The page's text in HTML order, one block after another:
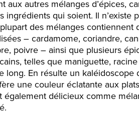
aux autres mélanges d’épices,
ingrédients qui soient. Il n’existe
des mélanges contiennent
– cardamome, coriandre,
poivre – ainsi que plusieurs
telles que maniguette, racine
long. En résulte un kaléidoscope
une couleur éclatante aux
également délicieux comme